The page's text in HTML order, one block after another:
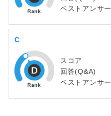
ベストアンサー
C
スコア
回答(Q&A)
ベストアンサー